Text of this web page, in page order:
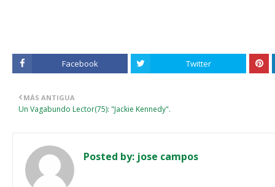
Facebook Twitter
MÁS ANTIGUA
Un Vagabundo Lector(75): "Jackie Kennedy".
Posted by: jose campos